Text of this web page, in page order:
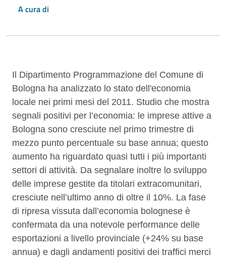
A cura di
Descrizione
Il Dipartimento Programmazione del Comune di
Bologna ha analizzato lo stato dell'economia
locale nei primi mesi del 2011. Studio che mostra
segnali positivi per l’economia: le imprese attive a
Bologna sono cresciute nel primo trimestre di
mezzo punto percentuale su base annua; questo
aumento ha riguardato quasi tutti i più importanti
settori di attività. Da segnalare inoltre lo sviluppo
delle imprese gestite da titolari extracomunitari,
cresciute nell’ultimo anno di oltre il 10%. La fase
di ripresa vissuta dall’economia bolognese è
confermata da una notevole performance delle
esportazioni a livello provinciale (+24% su base
annua) e dagli andamenti positivi dei traffici merci